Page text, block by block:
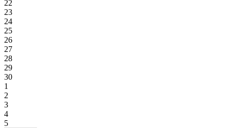
22
23
24
25
26
27
28
29
30
1
2
3
4
5